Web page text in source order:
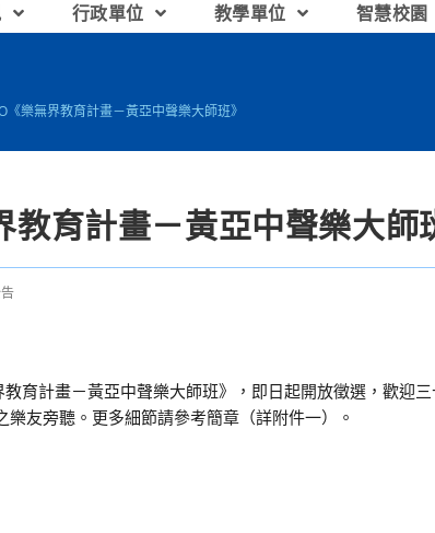
行政單位 教學單位 智慧校園
《樂無界教育計畫－黃亞中聲樂大師班》
育計畫－黃亞中聲樂大師
育計畫－黃亞中聲樂大師班》，即日起開放徵選，歡迎
友旁聽。更多細節請參考簡章（詳附件一）。